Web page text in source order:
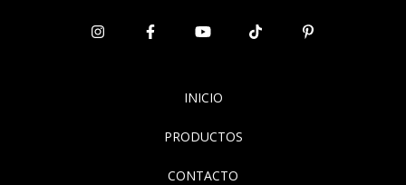
INICIO
PRODUCTOS
CONTACTO